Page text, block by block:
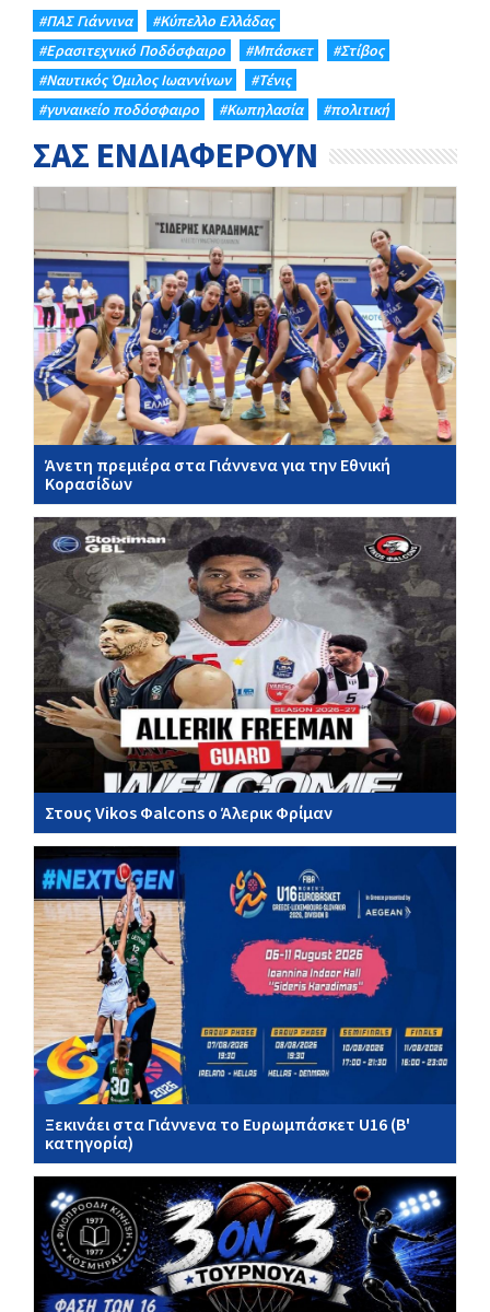
#ΠΑΣ Γιάννινα
#Κύπελλο Ελλάδας
#Eρασιτεχνικό Ποδόσφαιρο
#Μπάσκετ
#Στίβος
#Ναυτικός Όμιλος Ιωαννίνων
#Τένις
#γυναικείο ποδόσφαιρο
#Κωπηλασία #πολιτική
ΣΑΣ ΕΝΔΙΑΦΕΡΟΥΝ
Άνετη πρεμιέρα στα Γιάννενα για την Εθνική
Κορασίδων
Στους Vikos Φalcons ο Άλερικ Φρίμαν
Ξεκινάει στα Γιάννενα το Ευρωμπάσκετ U16 (Β'
κατηγορία)